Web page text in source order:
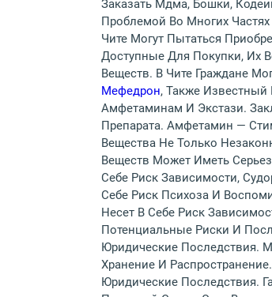
Заказать Мдма, Бошки,
Проблемой Во Многих
Чите Могут Пытаться
Доступные Для Покупки, Их
Веществ. В Чите Граждане
Мефедрон, Также Известный
Амфетаминам И Экстази.
Препарата. Амфетамин —
Вещества Не Только
Веществ Может Иметь
Себе Риск Зависимости,
Себе Риск Психоза И
Несет В Себе Риск
Потенциальные Риски И
Юридические Последствия.
Хранение И
Юридические Последствия.